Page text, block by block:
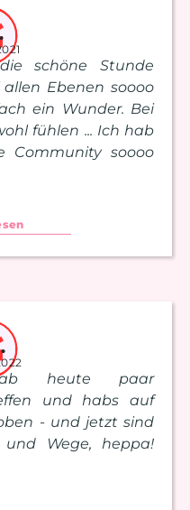
schöne Stunde
Ebenen soooo
ein Wunder. Bei
fühlen ... Ich hab
Community soooo
heute paar
und habs auf
- und jetzt sind
Wege, heppa!